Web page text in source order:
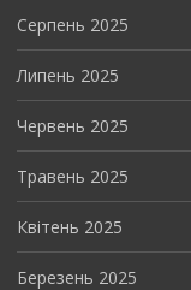
Серпень 2025
Липень 2025
Червень 2025
Травень 2025
Квітень 2025
Березень 2025